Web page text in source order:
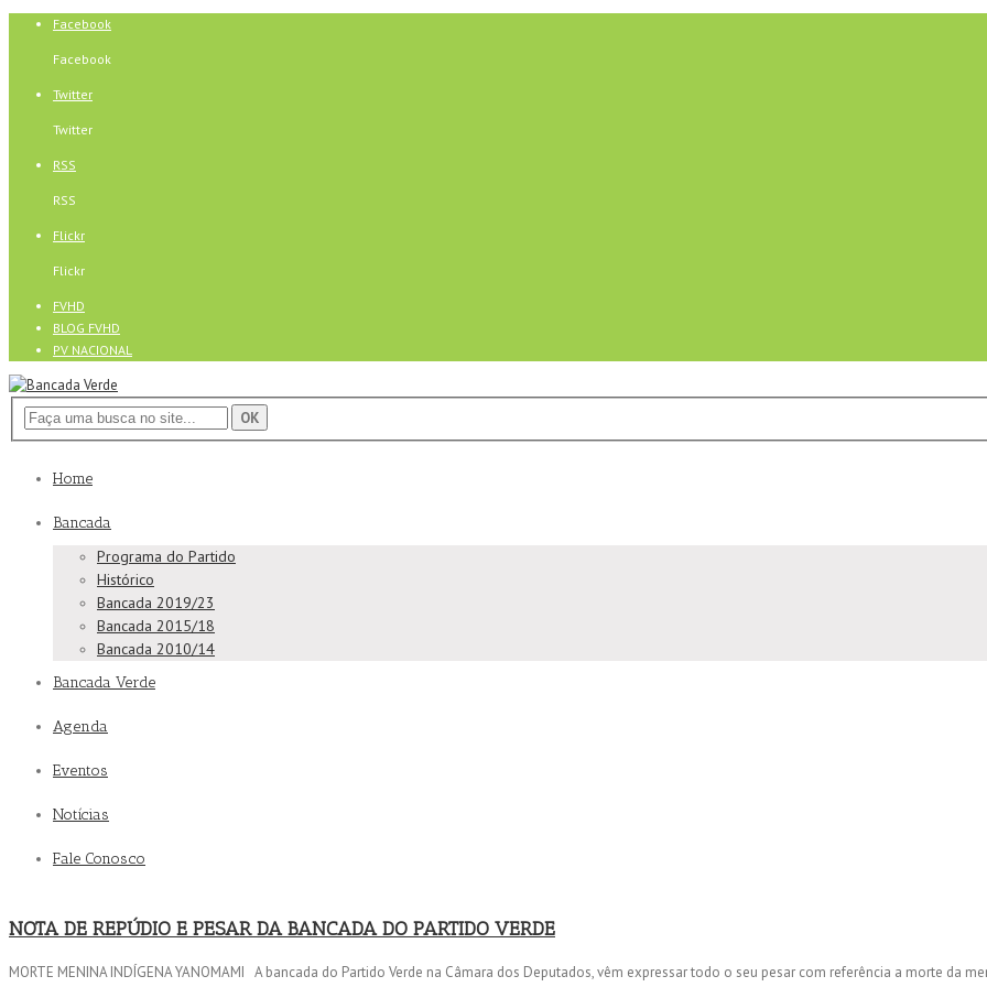
Facebook
Facebook
Twitter
Twitter
RSS
RSS
Flickr
Flickr
FVHD
BLOG FVHD
PV NACIONAL
Home
Bancada
Programa do Partido
Histórico
Bancada 2019/23
Bancada 2015/18
Bancada 2010/14
Bancada Verde
Agenda
Eventos
Notícias
Fale Conosco
NOTA DE REPÚDIO E PESAR DA BANCADA DO PARTIDO VERDE
MORTE MENINA INDÍGENA YANOMAMI A bancada do Partido Verde na Câmara dos Deputados, vêm expressar todo o seu pesar com referência a morte da